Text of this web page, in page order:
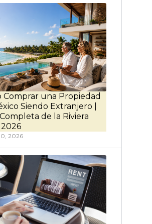
Comprar una Propiedad
Siendo Extranjero |
de la Riviera
2026
2026